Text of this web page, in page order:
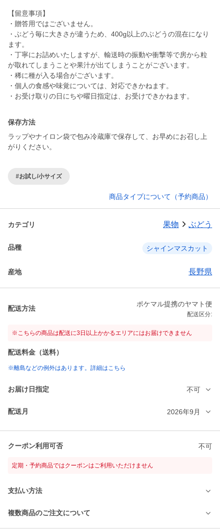
【留意事項】
・贈答用ではございません。
・ぶどう毎に大きさが違うため、400g以上のぶどうの混在になり
ます。
・丁寧にお詰めいたしますが、輸送時の振動や衝撃等で房から粒
が取れてしまうことや果汁が出てしまうことがございます。
・稀に種が入る場合がございます。
・個人の食感や味覚については、対応できかねます。
・お受け取りの日にちや曜日指定は、お受けできかねます。
保存方法
ラップやナイロン袋で包み冷蔵庫で保存して、お早めにお召し上
がりください。
#お試し/小サイズ
商品タイプについて（予約商品）
カテゴリ 果物 ぶどう
品種 シャインマスカット
産地 長野県
配送方法
ポケマル提携のヤマト便
配送区分:
※こちらの商品は配送に3日以上かかるエリアにはお届けできません
配送料金（送料）
※離島などの例外はあります。詳細はこちら
お届け日指定 不可
配送月 2026年9月
クーポン利用可否 不可
定期・予約商品ではクーポンはご利用いただけません
支払い方法
複数商品のご注文について